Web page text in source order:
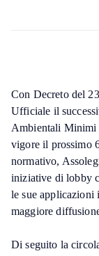
Con Decreto del
Ufficiale il
Ambientali Minimi
vigore il prossimo
normativo,
iniziative di lobby
le sue applicazioni
maggiore
Di seguito la